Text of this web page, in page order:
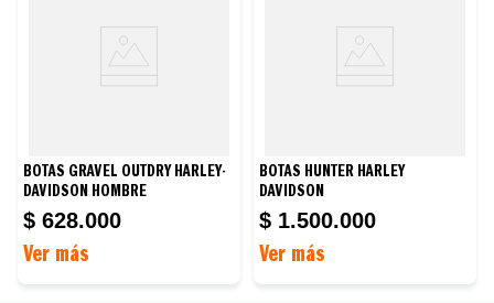
BOTAS GRAVEL OUTDRY HARLEY-
DAVIDSON HOMBRE
$ 628.000
Ver más
BOTAS HUNTER HARLEY
DAVIDSON
$ 1.500.000
Ver más